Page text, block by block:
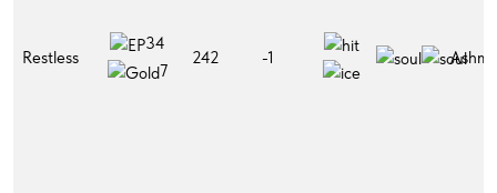
Restless
34
7
242 -1